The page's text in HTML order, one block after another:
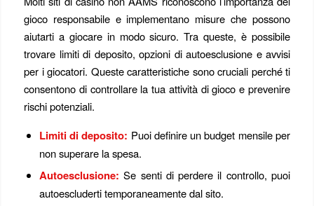
gioco responsabile e implementano misure che possono
aiutarti a giocare in modo sicuro. Tra queste, è possibile
trovare limiti di deposito, opzioni di autoesclusione e avvisi
per i giocatori. Queste caratteristiche sono cruciali perché ti
consentono di controllare la tua attività di gioco e prevenire
rischi potenziali.
Limiti di deposito: Puoi definire un budget mensile per
non superare la spesa.
Autoesclusione: Se senti di perdere il controllo, puoi
autoescluderti temporaneamente dal sito.